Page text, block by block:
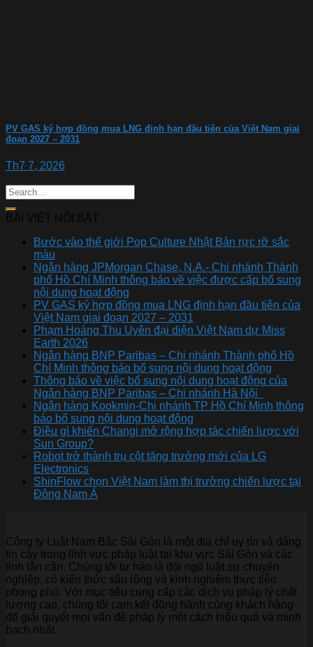
PV GAS ký hợp đồng mua LNG định hạn đầu tiên của Việt Nam giai
đoạn 2027 – 2031
Th7 7, 2026
BÀI VIẾT NỔI BẬT
Bước vào thế giới Pop Culture Nhật Bản rực rỡ sắc
màu
Ngân hàng JPMorgan Chase, N.A.- Chi nhánh Thành
phố Hồ Chí Minh thông báo về việc được cấp bổ sung
nội dung hoạt động
PV GAS ký hợp đồng mua LNG định hạn đầu tiên của
Việt Nam giai đoạn 2027 – 2031
Phạm Hoàng Thu Uyên đại diện Việt Nam dự Miss
Earth 2026
Ngân hàng BNP Paribas – Chi nhánh Thành phố Hồ
Chí Minh thông báo bổ sung nội dung hoạt động
Thông báo về việc bổ sung nội dung hoạt động của
Ngân hàng BNP Paribas – Chi nhánh Hà Nội
Ngân hàng Kookmin-Chi nhánh TP Hồ Chí Minh thông
báo bổ sung nội dung hoạt động
Điều gì khiến Changi mở rộng hợp tác chiến lược với
Sun Group?
Robot trở thành trụ cột tăng trưởng mới của LG
Electronics
ShinFlow chọn Việt Nam làm thị trường chiến lược tại
Đông Nam Á
Công ty Luật Nam Bắc Sài Gòn là một địa chỉ uy tín và đáng
tin cậy trong lĩnh vực pháp luật tại khu vực Sài Gòn và các
tỉnh lân cận. Chúng tôi tự hào là đội ngũ luật sư chuyên
nghiệp, có kiến thức sâu rộng và kinh nghiệm thực tiễn
phong phú. Với mục tiêu cung cấp các dịch vụ pháp lý chất
lượng cao, chúng tôi cam kết đồng hành cùng khách hàng
để giải quyết mọi vấn đề pháp lý một cách hiệu quả và minh
bạch nhất.